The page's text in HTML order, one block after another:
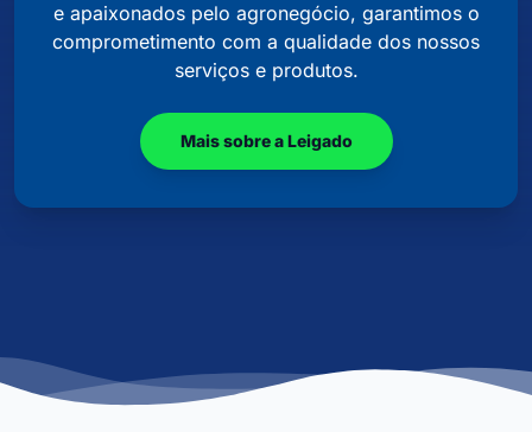
e apaixonados pelo agronegócio, garantimos o
comprometimento com a qualidade dos nossos
serviços e produtos.
Mais sobre a Leigado